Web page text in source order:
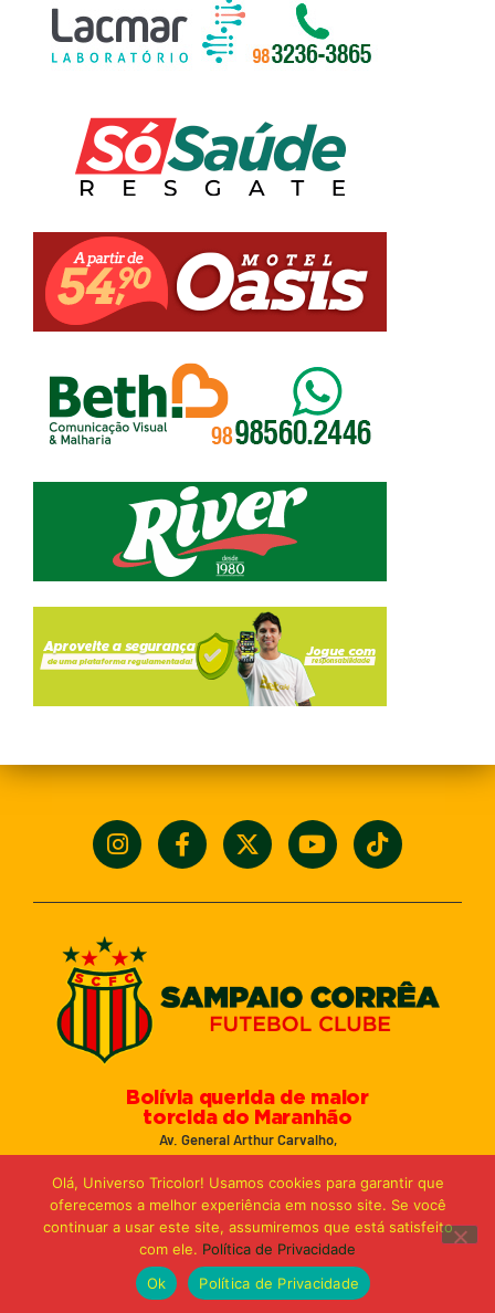
Bolívia querida de maior
torcida do Maranhão
Av. General Arthur Carvalho,
Turu Velho – São Luís-MA – CEP: 65066-320
Email: marketing@sampaiocorreafc.com.br
© 2021 • Sampaio Corrêa Futebol Clube
Web Design: MP Marketing, Promo e Digital
Olá, Universo Tricolor! Usamos cookies para garantir que
oferecemos a melhor experiência em nosso site. Se você
continuar a usar este site, assumiremos que está satisfeito
com ele. Política de Privacidade
Ok
Política de Privacidade